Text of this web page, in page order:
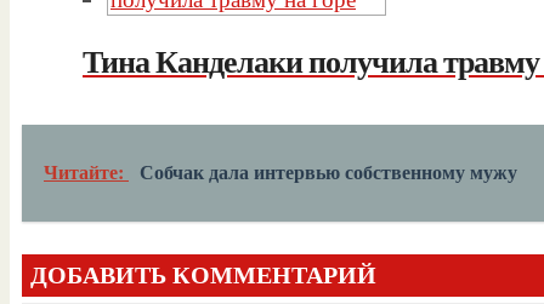
Тина Канделаки получила травму
Читайте: Собчак дала интервью собственному мужу
ДОБАВИТЬ КОММЕНТАРИЙ